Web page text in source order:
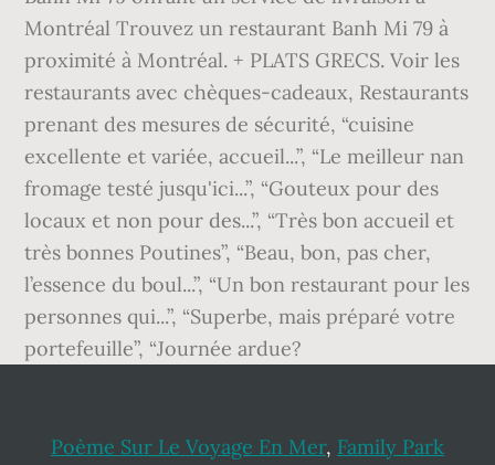
Poème Sur Le Voyage En Mer, Family Park